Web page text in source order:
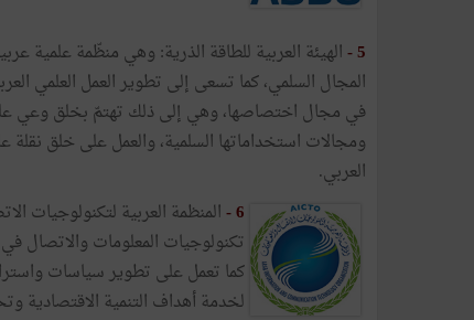
5 - الهيئة العربية للطاقة الذرية: وهي منظّمة علمية
المجال السلمي، كما تسعى إلى تطوير العمل العلمي
في مجال اختصاصها، وهي إلى ذلك تهتمّ بخلق وعي
ومجالات استخداماتها السلمية، والعمل على خلق
العربي.
6
-المنظمة العربية لتكنولوجيات
تكنولوجيات المعلومات والاتصال في
كما تعمل على تطوير سياسات
لخدمة أهداف التنمية الاقتصادية